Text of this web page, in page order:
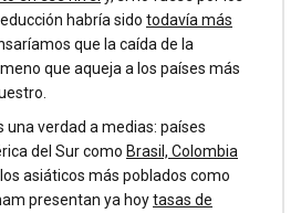
habría sido todavía más
que la caída de la
que aqueja a los países más
una verdad a medias: países
del Sur como Brasil, Colombia
asiáticos más poblados como
presentan ya hoytasas de